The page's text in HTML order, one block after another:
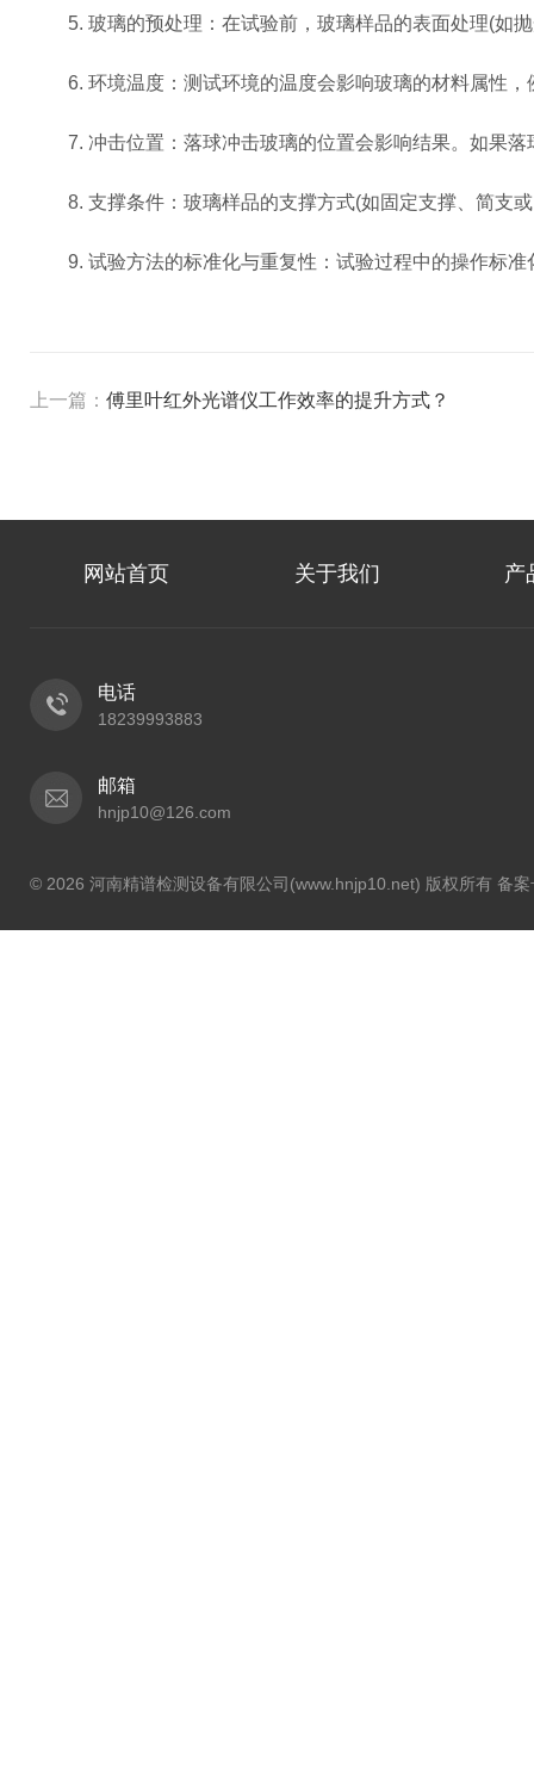
5. 玻璃的预处理：在试验前，玻璃样品的表面处理(如抛
6. 环境温度：测试环境的温度会影响玻璃的材料属性，
7. 冲击位置：落球冲击玻璃的位置会影响结果。如果落
8. 支撑条件：玻璃样品的支撑方式(如固定支撑、简支或
9. 试验方法的标准化与重复性：试验过程中的操作标准
上一篇： 傅里叶红外光谱仪工作效率的提升方式？
网站首页 关于我们 产
电话
18239993883
邮箱
hnjp10@126.com
© 2026 河南精谱检测设备有限公司(www.hnjp10.net) 版权所有 备案